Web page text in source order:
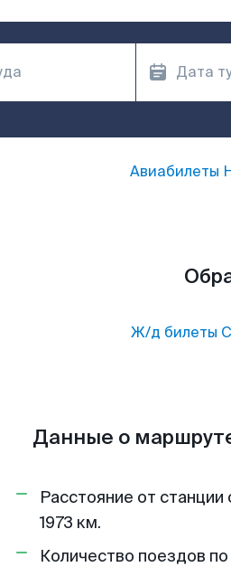
Авиабилеты
Ж/д билеты
Данные о
Расстояние от
1973 км.
Количество поездов